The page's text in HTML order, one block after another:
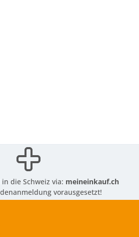
die Schweiz via: meineinkauf.ch
vorausgesetzt!